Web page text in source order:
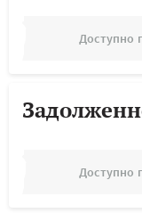
Доступно
Доступно